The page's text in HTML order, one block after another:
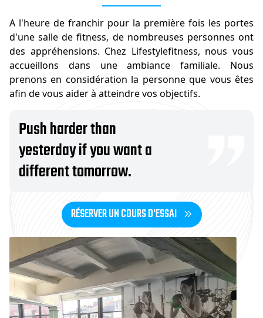
A l'heure de franchir pour la première fois les portes
d'une salle de fitness, de nombreuses personnes ont
des appréhensions. Chez Lifestylefitness, nous vous
accueillons dans une ambiance familiale. Nous
prenons en considération la personne que vous êtes
afin de vous aider à atteindre vos objectifs.
Push harder than
yesterday if you want a
different tomorrow.
RÉSERVER UN COURS D'ESSAI